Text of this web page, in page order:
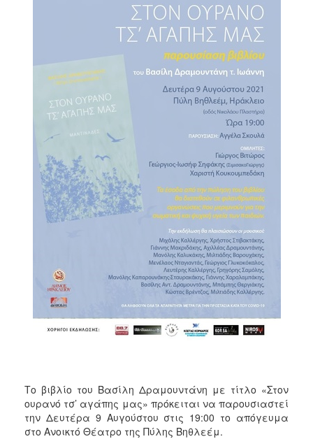
2006
ΠΟΛΙΤΙΣΜΟΣ
Το βιβλίο του Βασίλη Δραμουντάνη με τίτλο «Στον
ουρανό τσ’ αγάπης μας» πρόκειται να παρουσιαστεί
την Δευτέρα 9 Αυγούστου στις 19:00 το απόγευμα
στο Ανοικτό Θέατρο της Πύλης Βηθλεέμ.